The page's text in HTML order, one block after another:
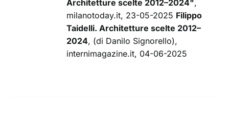
Architetture scelte 2012–2024",
milanotoday.it, 23-05-2025 Filippo
Taidelli. Architetture scelte 2012–
2024, (di Danilo Signorello),
internimagazine.it, 04-06-2025